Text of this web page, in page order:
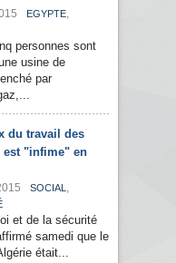
EGYPTE,
personnes sont
usine de
par
du travail des
est "infime" en
SOCIAL ,
et de la sécurité
samedi que le
était...